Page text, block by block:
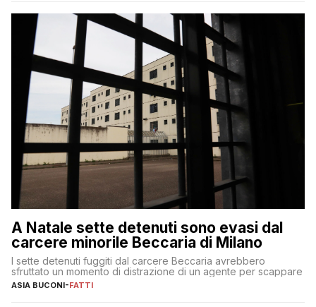
A Natale sette detenuti sono evasi dal
carcere minorile Beccaria di Milano
I sette detenuti fuggiti dal carcere Beccaria avrebbero
sfruttato un momento di distrazione di un agente per scappare
ASIA BUCONI-FATTI